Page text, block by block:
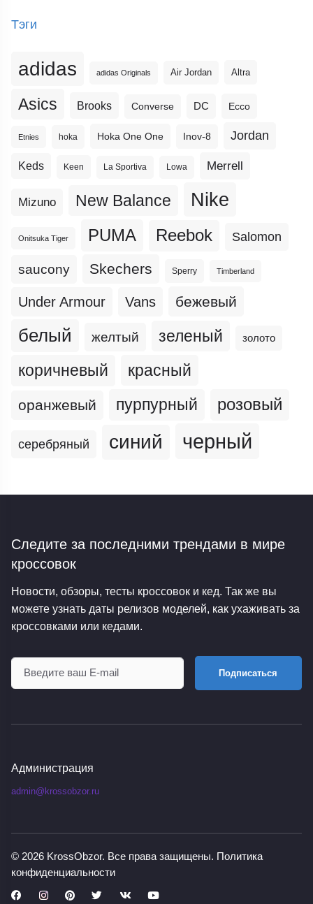
Тэги
adidas adidas Originals Air Jordan Altra
Asics Brooks Converse DC Ecco
Etnies hoka Hoka One One Inov-8 Jordan
Keds Keen La Sportiva Lowa Merrell
Mizuno New Balance Nike
Onitsuka Tiger PUMA Reebok Salomon
saucony Skechers Sperry Timberland
Under Armour Vans бежевый
белый желтый зеленый золото
коричневый красный
оранжевый пурпурный розовый
серебряный синий черный
Следите за последними трендами в мире
кроссовок
Новости, обзоры, тесты кроссовок и кед. Так же вы
можете узнать даты релизов моделей, как ухаживать за
кроссовками или кедами.
Подписаться
Администрация
admin@krossobzor.ru
© 2026 KrossObzor. Все права защищены. Политика
конфиденциальности